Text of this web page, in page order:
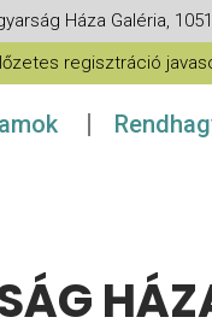
Háza Galéria,
regisztráció